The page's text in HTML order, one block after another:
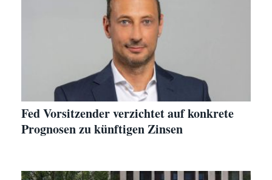
Fed Vorsitzender verzichtet auf konkrete
Prognosen zu künftigen Zinsen